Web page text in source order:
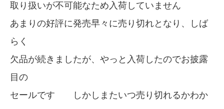
取り扱いが不可能なため入荷していません
あまりの好評に発売早々に売り切れとなり、しば
らく
欠品が続きましたが、やっと入荷したのでお披露
目の
セールです しかしまたいつ売り切れるかわか